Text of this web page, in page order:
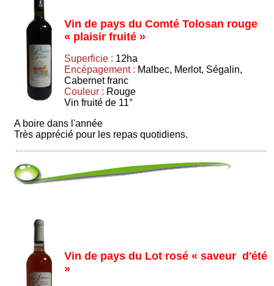
Vin de pays du Comté Tolosan rouge
« plaisir fruité »
Superficie : 12ha
Encépagement : Malbec, Merlot, Ségalin,
Cabernet franc
Couleur : Rouge
Vin fruité de 11°
A boire dans l'année
Très apprécié pour les repas quotidiens.
Vin de pays du Lot rosé « saveur d'été
»